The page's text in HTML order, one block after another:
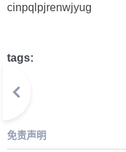
cinpqlpjrenwjyug
tags:
免责声明